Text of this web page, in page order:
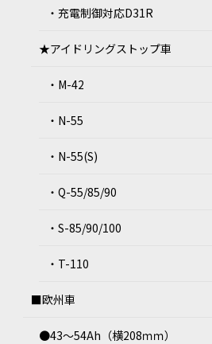
・充電制御対応D31R
★アイドリングストップ車
・M-42
・N-55
・N-55(S)
・Q-55/85/90
・S-85/90/100
・T-110
■欧州車
●43～54Ah（横208ｍｍ）